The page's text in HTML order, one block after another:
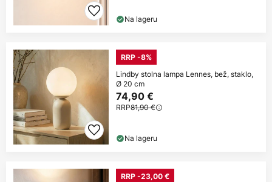
Na lageru
RRP -8%
Lindby stolna lampa Lennes, bež, staklo,
Ø 20 cm
74,90 €
RRP81,90 €
Na lageru
RRP -23,00 €